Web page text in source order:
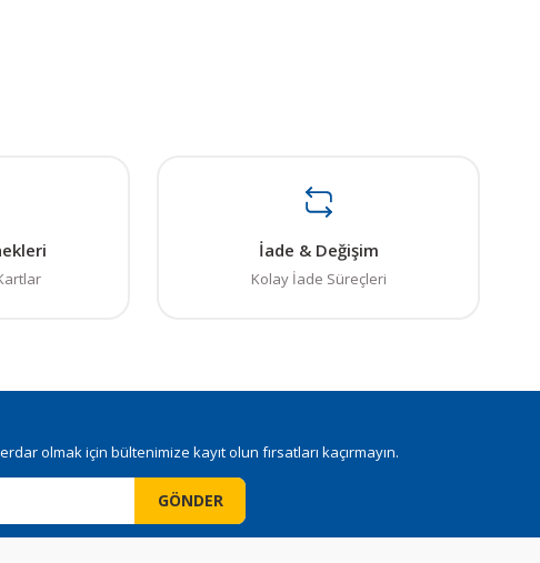
İade & Değişim
Kolay İade Süreçleri
olmak için bültenimize kayıt olun fırsatları kaçırmayın.
GÖNDER